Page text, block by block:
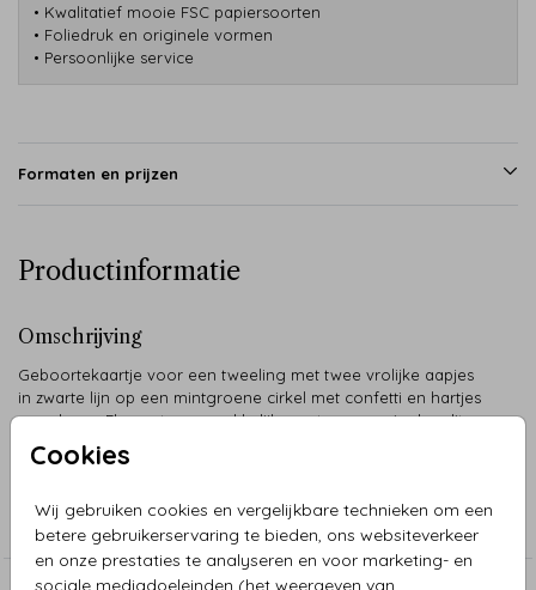
Cookies
Wij gebruiken cookies en vergelijkbare technieken om een
betere gebruikerservaring te bieden, ons websiteverkeer
en onze prestaties te analyseren en voor marketing- en
sociale mediadoeleinden (het weergeven van
• Kwalitatief mooie FSC papiersoorten
• Foliedruk en originele vormen
• Persoonlijke service
Formaten en prijzen
Productinformatie
Omschrijving
Geboortekaartje voor een tweeling met twee vrolijke aapjes
in zwarte lijn op een mintgroene cirkel met confetti en hartjes
eromheen. Elementen gemakkelijk aan te passen in de editor.
Tweeling